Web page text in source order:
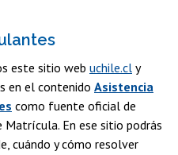
este sitio web uchile.cl y
en el contenido Asistencia
como fuente oficial de
En ese sitio podrás
cuándo y cómo resolver